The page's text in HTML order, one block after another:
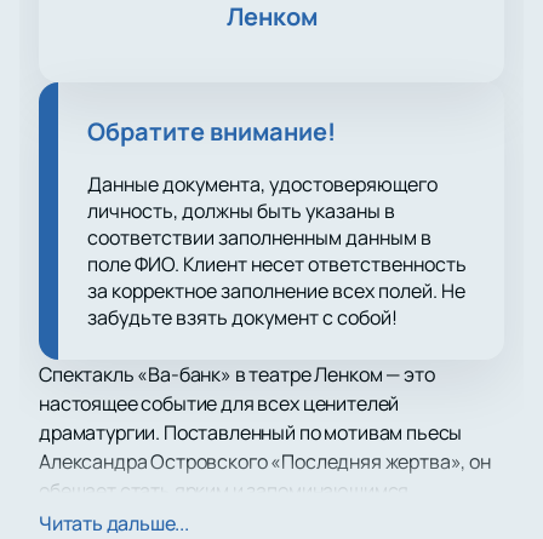
Ленком
Обратите внимание!
Данные документа, удостоверяющего
личность, должны быть указаны в
соответствии заполненным данным в
поле ФИО. Клиент несет ответственность
за корректное заполнение всех полей. Не
забудьте взять документ с собой!
Спектакль «Ва-банк» в театре Ленком — это
настоящее событие для всех ценителей
драматургии. Поставленный по мотивам пьесы
Александра Островского «Последняя жертва», он
обещает стать ярким и запоминающимся
представлением, которое заставит задуматься о
Читать дальше...